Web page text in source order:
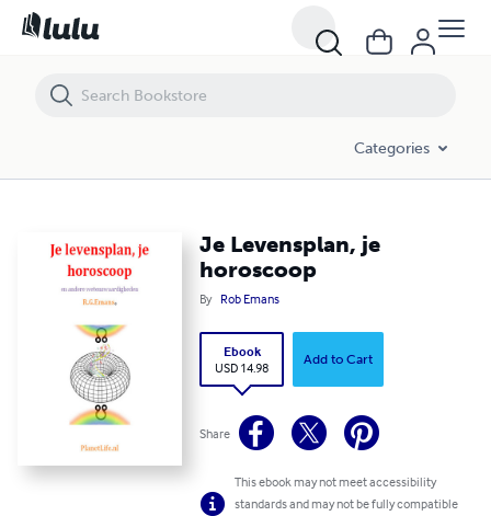
Categories
Je Levensplan, je
horoscoop
By Rob Emans
Ebook
USD 14.98
Add to Cart
Share
This ebook may not meet accessibility
standards and may not be fully compatible
Je Levensplan, je horoscoop